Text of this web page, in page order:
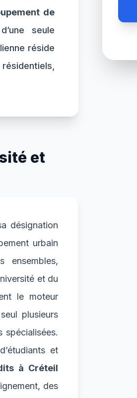
de
seule
réside
et
désignation
urbain
ensembles,
et du
le moteur
plusieurs
spécialisées.
et
à Créteil
des